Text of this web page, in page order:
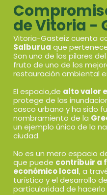
de Vitoria -
Vitoria-Gasteiz cuenta
Salburua que
Son uno de los pilares
fruto de uno de los
restauración ambiental
El espacio,de alto valor
protege de las
casco urbano y ha sido
nombramiento de la
un ejemplo único de la
ciudad.
No es un mero espacio
que puede contribuir a
económico local, a
turístico y el desarrollo
particularidad de